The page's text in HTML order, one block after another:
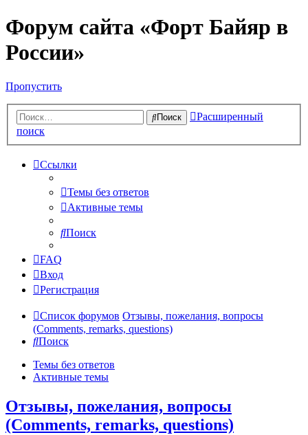
Форум сайта «Форт Байяр в
России»
Пропустить
Поиск
Расширенный
поиск
Ссылки
Темы без ответов
Активные темы
Поиск
FAQ
Вход
Регистрация
Список форумов Отзывы, пожелания, вопросы
(Comments, remarks, questions)
Поиск
Темы без ответов
Активные темы
Отзывы, пожелания, вопросы
(Comments, remarks, questions)